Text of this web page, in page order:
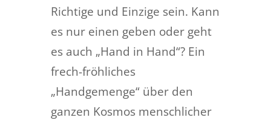
Richtige und Einzige sein. Kann
es nur einen geben oder geht
es auch „Hand in Hand“? Ein
frech-fröhliches
„Handgemenge“ über den
ganzen Kosmos menschlicher